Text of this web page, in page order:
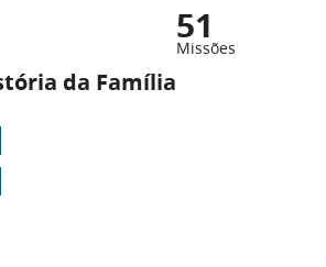
51
Missões
da Família